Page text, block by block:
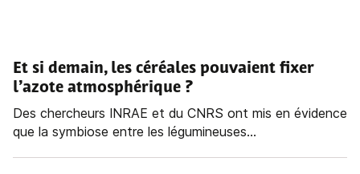
Et si demain, les céréales pouvaient fixer
l’azote atmosphérique ?
Des chercheurs INRAE et du CNRS ont mis en évidence
que la symbiose entre les légumineuses...